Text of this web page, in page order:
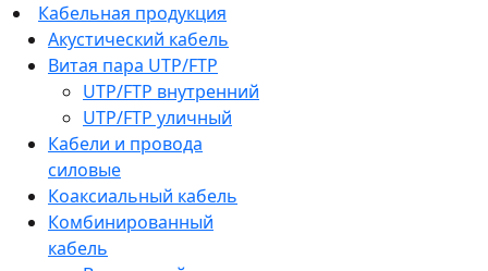
Кабельная продукция
Акустический кабель
Витая пара UTP/FTP
UTP/FTP внутренний
UTP/FTP уличный
Кабели и провода
силовые
Коаксиальный кабель
Комбинированный
кабель